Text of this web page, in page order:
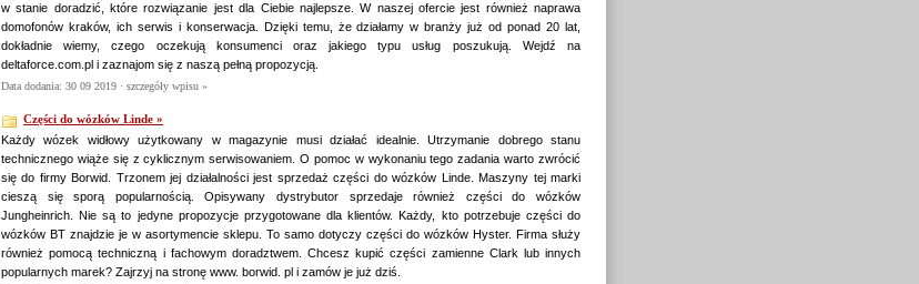
w stanie doradzić, które rozwiązanie jest dla Ciebie najlepsze. W naszej ofercie jest również naprawa
domofonów kraków, ich serwis i konserwacja. Dzięki temu, że działamy w branży już od ponad 20 lat,
dokładnie wiemy, czego oczekują konsumenci oraz jakiego typu usług poszukują. Wejdź na
deltaforce.com.pl i zaznajom się z naszą pełną propozycją.
Data dodania: 30 09 2019 · szczegóły wpisu »
Części do wózków Linde »
Każdy wózek widłowy użytkowany w magazynie musi działać idealnie. Utrzymanie dobrego stanu
technicznego wiąże się z cyklicznym serwisowaniem. O pomoc w wykonaniu tego zadania warto zwrócić
się do firmy Borwid. Trzonem jej działalności jest sprzedaż części do wózków Linde. Maszyny tej marki
cieszą się sporą popularnością. Opisywany dystrybutor sprzedaje również części do wózków
Jungheinrich. Nie są to jedyne propozycje przygotowane dla klientów. Każdy, kto potrzebuje części do
wózków BT znajdzie je w asortymencie sklepu. To samo dotyczy części do wózków Hyster. Firma służy
również pomocą techniczną i fachowym doradztwem. Chcesz kupić części zamienne Clark lub innych
popularnych marek? Zajrzyj na stronę www. borwid. pl i zamów je już dziś.